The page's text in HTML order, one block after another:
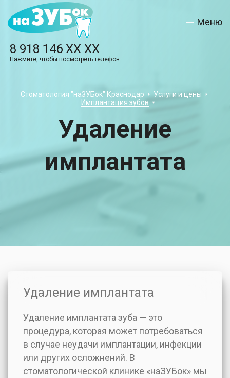
Меню
8 918 146 XX XX
Нажмите, чтобы посмотреть телефон
Стоматология "наЗУБок" Краснодар
Услуги и цены
Имплантация зубов
Удаление
имплантата
Удаление имплантата
Удаление имплантата зуба — это
процедура, которая может потребоваться
в случае неудачи имплантации, инфекции
или других осложнений. В
стоматологической клинике «наЗУБок» мы